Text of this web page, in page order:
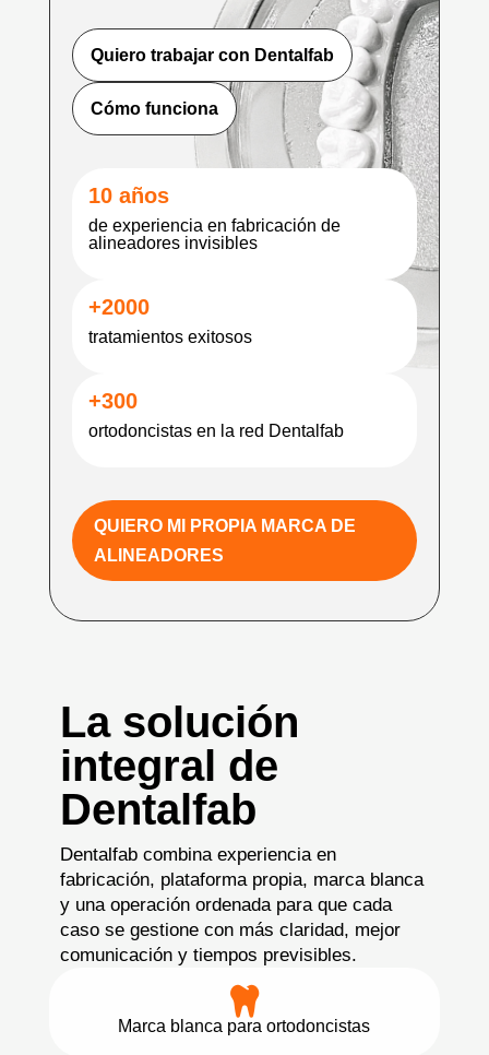
Quiero trabajar con Dentalfab
Cómo funciona
10 años
de experiencia en fabricación de
alineadores invisibles
+2000
tratamientos exitosos
+300
ortodoncistas en la red Dentalfab
QUIERO MI PROPIA MARCA DE
ALINEADORES
La solución
integral de
Dentalfab
Dentalfab combina experiencia en
fabricación, plataforma propia, marca blanca
y una operación ordenada para que cada
caso se gestione con más claridad, mejor
comunicación y tiempos previsibles.

Marca blanca para ortodoncistas